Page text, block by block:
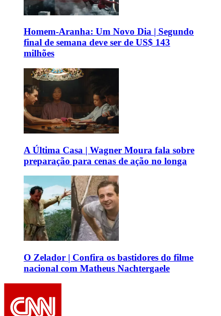
Homem-Aranha: Um Novo Dia | Segundo
final de semana deve ser de US$ 143
milhões
A Última Casa | Wagner Moura fala sobre
preparação para cenas de ação no longa
O Zelador | Confira os bastidores do filme
nacional com Matheus Nachtergaele